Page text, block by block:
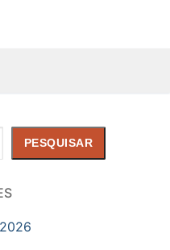
PESQUISAR